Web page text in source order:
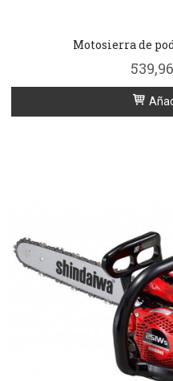
Motosierra de